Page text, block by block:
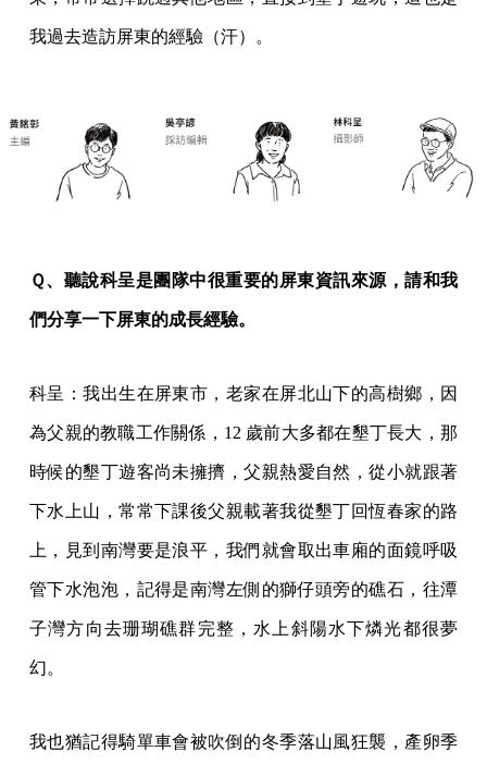
我過去造訪屏東的經驗（汗）。
Ｑ、聽說科呈是團隊中很重要的屏東資訊來源，請和我
們分享一下屏東的成長經驗。
科呈：我出生在屏東市，老家在屏北山下的高樹鄉，因
為父親的教職工作關係，12 歲前大多都在墾丁長大，那
時候的墾丁遊客尚未擁擠，父親熱愛自然，從小就跟著
下水上山，常常下課後父親載著我從墾丁回恆春家的路
上，見到南灣要是浪平，我們就會取出車廂的面鏡呼吸
管下水泡泡，記得是南灣左側的獅仔頭旁的礁石，往潭
子灣方向去珊瑚礁群完整，水上斜陽水下燐光都很夢
幻。
我也猶記得騎單車會被吹倒的冬季落山風狂襲，產卵季